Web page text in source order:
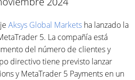
Aksys Global Markets ha lanzado la
5. La compañía está
del número de clientes y
directivo tiene previsto lanzar
y MetaTrader 5 Payments en un